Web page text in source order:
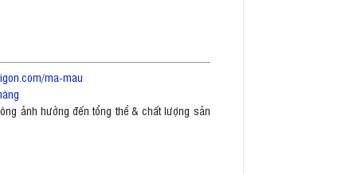
ma-mau
ảnh hưởng đến tổng thể & chất lượng sản